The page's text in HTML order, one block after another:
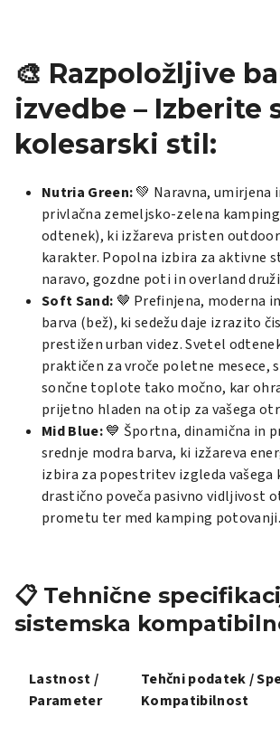
🎨 Razpoložljive
izvedbe – Izberite
kolesarski stil:
Nutria Green:💚 Naravna, umirjena
privlačna zemeljsko-zelena
odtenek), ki izžareva pristen
karakter. Popolna izbira za aktivne
naravo, gozdne poti in overland
Soft Sand: 🤎 Prefinjena, moderna
barva (bež), ki sedežu daje izrazito
prestižen urban videz. Svetel
praktičen za vroče poletne mesece,
sončne toplote tako močno, kar
prijetno hladen na otip za vašega
Mid Blue:💙 Športna, dinamična in
srednje modra barva, ki izžareva
izbira za popestritev izgleda vašega
drastično poveča pasivno vidljivost
prometu ter med kamping potovanji.
📋 Tehnične
sistemska
Lastnost /
Parameter
Tehčni podatek /
Kompatibilnost